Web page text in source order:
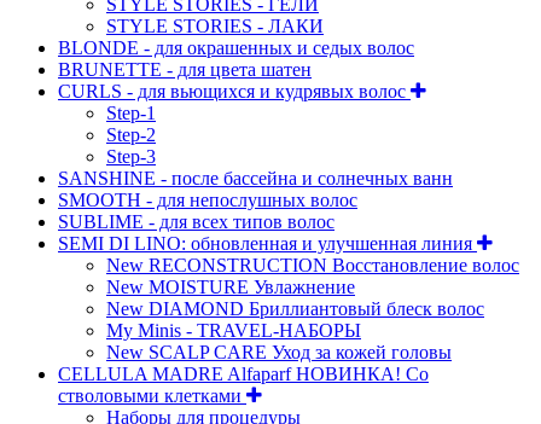
STYLE STORIES - ЛАКИ
BLONDE - для окрашенных и седых волос
BRUNETTE - для цвета шатен
CURLS - для вьющихся и кудрявых волос
Step-1
Step-2
Step-3
SANSHINE - после бассейна и солнечных ванн
SMOOTH - для непослушных волос
SUBLIME - для всех типов волос
SEMI DI LINO: обновленная и улучшенная линия
New RECONSTRUCTION Восстановление волос
New MOISTURE Увлажнение
New DIAMOND Бриллиантовый блеск волос
My Minis - TRAVEL-НАБОРЫ
New SCALP CARE Уход за кожей головы
CELLULA MADRE Alfaparf НОВИНКА! Со
стволовыми клетками
Наборы для процедуры